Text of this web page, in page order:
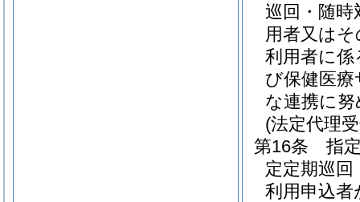
巡回・随時
用者又は
利用者に係
び保健医
な連携に
(法定代理
第16条
指
定定期巡
利用申込